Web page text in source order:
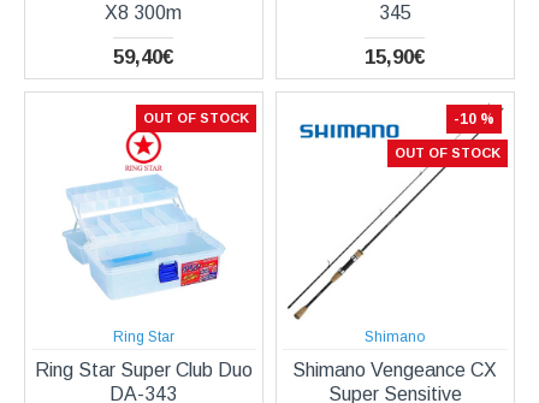
X8 300m
59,40€
345
15,90€
OUT OF STOCK
Ring Star
Ring Star Super Club Duo
DA-343
-10 %
OUT OF STOCK
Shimano
Shimano Vengeance CX
Super Sensitive